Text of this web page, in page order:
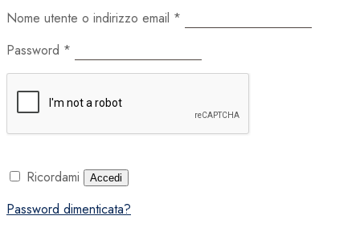
Nome utente o indirizzo email *
Password *
Ricordami Accedi
Password dimenticata?